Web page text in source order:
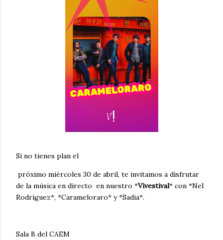
Si no tienes plan el
próximo miércoles 30 de abril, te invitamos a disfrutar
de la música en directo en nuestro *Vivestival* con *Nel
Rodríguez*, *Carameloraro* y *Sadia*.
Sala B del CAEM